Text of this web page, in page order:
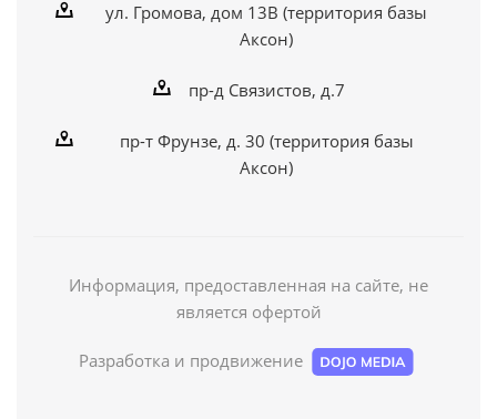
ул. Громова, дом 13В (территория базы
Аксон)
пр-д Связистов, д.7
пр-т Фрунзе, д. 30 (территория базы
Аксон)
Информация, предоставленная на сайте, не
является офертой
Разработка и продвижение